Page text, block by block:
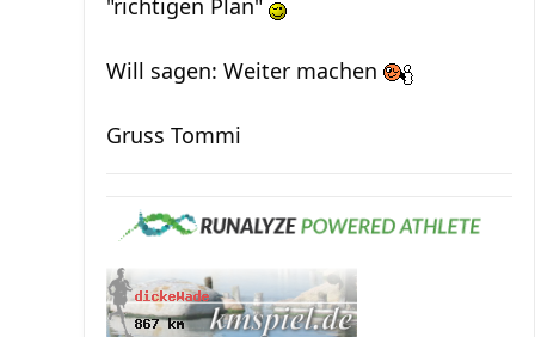
Will sagen: Weiter machen
Gruss Tommi